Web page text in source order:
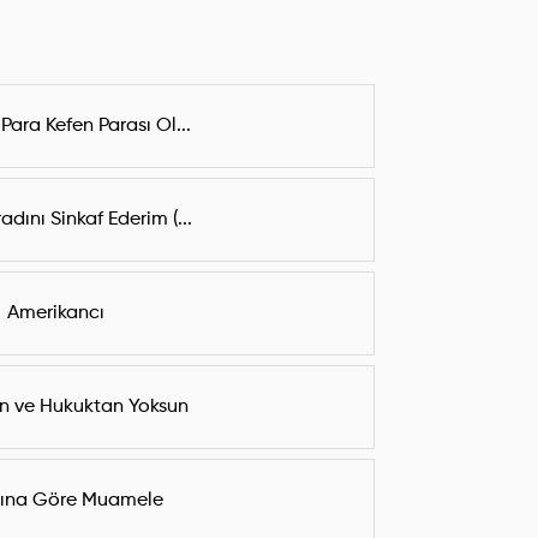
Para Kefen Parası Ol...
Sinkaf Ederim (...
Amerikancı
ve Hukuktan Yoksun
Göre Muamele